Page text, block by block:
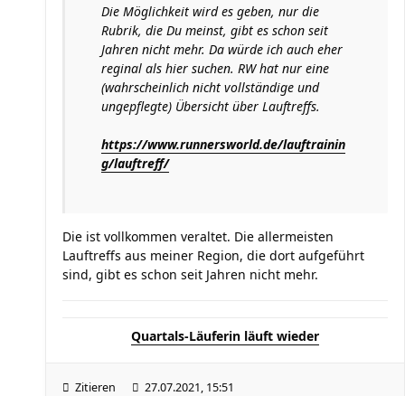
Die Möglichkeit wird es geben, nur die
Rubrik, die Du meinst, gibt es schon seit
Jahren nicht mehr. Da würde ich auch eher
reginal als hier suchen. RW hat nur eine
(wahrscheinlich nicht vollständige und
ungepflegte) Übersicht über Lauftreffs.
https://www.runnersworld.de/lauftrainin
g/lauftreff/
Die ist vollkommen veraltet. Die allermeisten
Lauftreffs aus meiner Region, die dort aufgeführt
sind, gibt es schon seit Jahren nicht mehr.
Quartals-Läuferin läuft wieder
Zitieren 27.07.2021, 15:51